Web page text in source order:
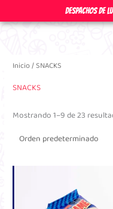
al
DESPACHOS DE
Inicio/ SNACKS
SNACKS
Mostrando 1–9 de 23